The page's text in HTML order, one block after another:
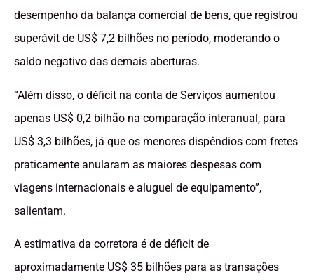
desempenho da balança comercial de bens, que registrou
superávit de US$ 7,2 bilhões no período, moderando o
saldo negativo das demais aberturas.
“Além disso, o déficit na conta de Serviços aumentou
apenas US$ 0,2 bilhão na comparação interanual, para
US$ 3,3 bilhões, já que os menores dispêndios com fretes
praticamente anularam as maiores despesas com
viagens internacionais e aluguel de equipamento”,
salientam.
A estimativa da corretora é de déficit de
aproximadamente US$ 35 bilhões para as transações